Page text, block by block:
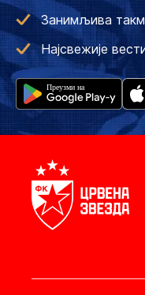
Занимљива
Најсвежије